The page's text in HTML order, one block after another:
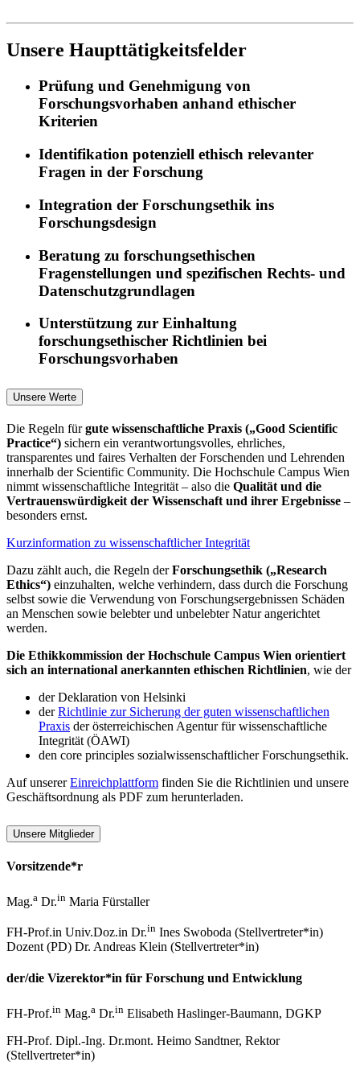
Unsere Haupttätigkeitsfelder
Prüfung und Genehmigung von
Forschungsvorhaben anhand ethischer
Kriterien
Identifikation potenziell ethisch relevanter
Fragen in der Forschung
Integration der Forschungsethik ins
Forschungsdesign
Beratung zu forschungsethischen
Fragenstellungen und spezifischen Rechts- und
Datenschutzgrundlagen
Unterstützung zur Einhaltung
forschungsethischer Richtlinien bei
Forschungsvorhaben
Unsere Werte
Die Regeln fürgute wissenschaftliche Praxis („Good Scientific
Practice“) sichern ein verantwortungsvolles, ehrliches,
transparentes und faires Verhalten der Forschenden und Lehrenden
innerhalb der Scientific Community. Die Hochschule Campus Wien
nimmt wissenschaftliche Integrität – also die Qualität und die
Vertrauenswürdigkeit der Wissenschaft und ihrer Ergebnisse –
besonders ernst.
Kurzinformation zu wissenschaftlicher Integrität
Dazu zählt auch, die Regeln derForschungsethik („Research
Ethics“) einzuhalten, welche verhindern, dass durch die Forschung
selbst sowie die Verwendung von Forschungsergebnissen Schäden
an Menschen sowie belebter und unbelebter Natur angerichtet
werden.
Die Ethikkommission der Hochschule Campus Wien orientiert
sich an international anerkannten ethischen Richtlinien, wie der
der Deklaration von Helsinki
derRichtlinie zur Sicherung der guten wissenschaftlichen
Praxis der österreichischen Agentur für wissenschaftliche
Integrität (ÖAWI)
den core principles sozialwissenschaftlicher Forschungsethik.
Auf unsererEinreichplattform finden Sie die Richtlinien und unsere
Geschäftsordnung als PDF zum herunterladen.
Unsere Mitglieder
Vorsitzende*r
Mag.a Dr.in Maria Fürstaller
FH-Prof.in Univ.Doz.in Dr.in Ines Swoboda (Stellvertreter*in)
Dozent (PD) Dr. Andreas Klein (Stellvertreter*in)
der/die Vizerektor*in für Forschung und Entwicklung
FH-Prof.in Mag.a Dr.in Elisabeth Haslinger-Baumann, DGKP
FH-Prof. Dipl.-Ing. Dr.mont. Heimo Sandtner, Rektor
(Stellvertreter*in)